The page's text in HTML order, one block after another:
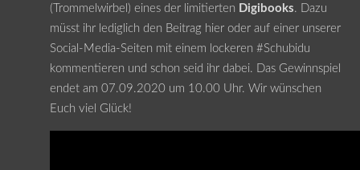
(Trommelwirbel) eines der limitierten Digibooks. Dazu
müsst ihr lediglich den Beitrag hier oder auf einer unserer
Social-Media-Seiten mit einem lockeren #Schubidu
kommentieren und schon seid ihr dabei. Das Gewinnspiel
endet am 07.09.2020 um 10.00 Uhr. Wir wünschen
Euch viel Glück!